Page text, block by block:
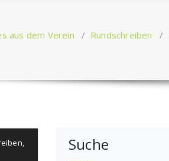
aus dem Verein / Rundschreiben /
,
Suche